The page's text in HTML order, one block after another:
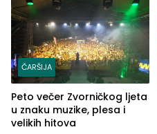
ČARŠIJA
Peto večer Zvorničkog ljeta
u znaku muzike, plesa i
velikih hitova